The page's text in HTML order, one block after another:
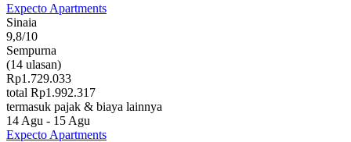
Expecto Apartments
Sinaia
9,8/10
Sempurna
(14 ulasan)
Rp1.729.033
total Rp1.992.317
termasuk pajak & biaya lainnya
14 Agu - 15 Agu
Expecto Apartments